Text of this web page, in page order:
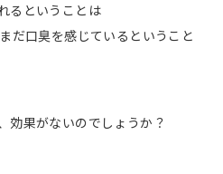
るということは
だ口臭を感じているということ
効果がないのでしょうか？